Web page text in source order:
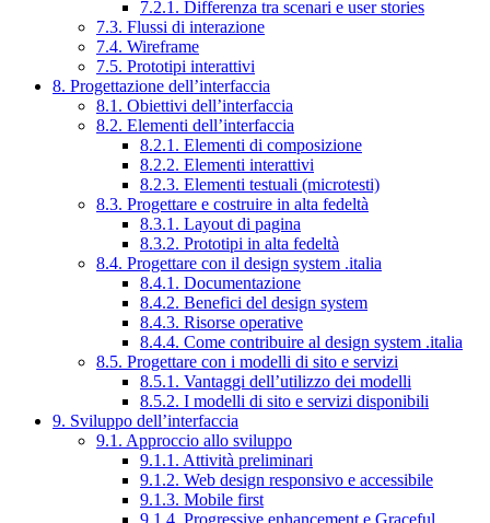
7.2.1. Differenza tra scenari e user stories
7.3. Flussi di interazione
7.4. Wireframe
7.5. Prototipi interattivi
8. Progettazione dell’interfaccia
8.1. Obiettivi dell’interfaccia
8.2. Elementi dell’interfaccia
8.2.1. Elementi di composizione
8.2.2. Elementi interattivi
8.2.3. Elementi testuali (microtesti)
8.3. Progettare e costruire in alta fedeltà
8.3.1. Layout di pagina
8.3.2. Prototipi in alta fedeltà
8.4. Progettare con il design system .italia
8.4.1. Documentazione
8.4.2. Benefici del design system
8.4.3. Risorse operative
8.4.4. Come contribuire al design system .italia
8.5. Progettare con i modelli di sito e servizi
8.5.1. Vantaggi dell’utilizzo dei modelli
8.5.2. I modelli di sito e servizi disponibili
9. Sviluppo dell’interfaccia
9.1. Approccio allo sviluppo
9.1.1. Attività preliminari
9.1.2. Web design responsivo e accessibile
9.1.3. Mobile first
9.1.4. Progressive enhancement e Graceful